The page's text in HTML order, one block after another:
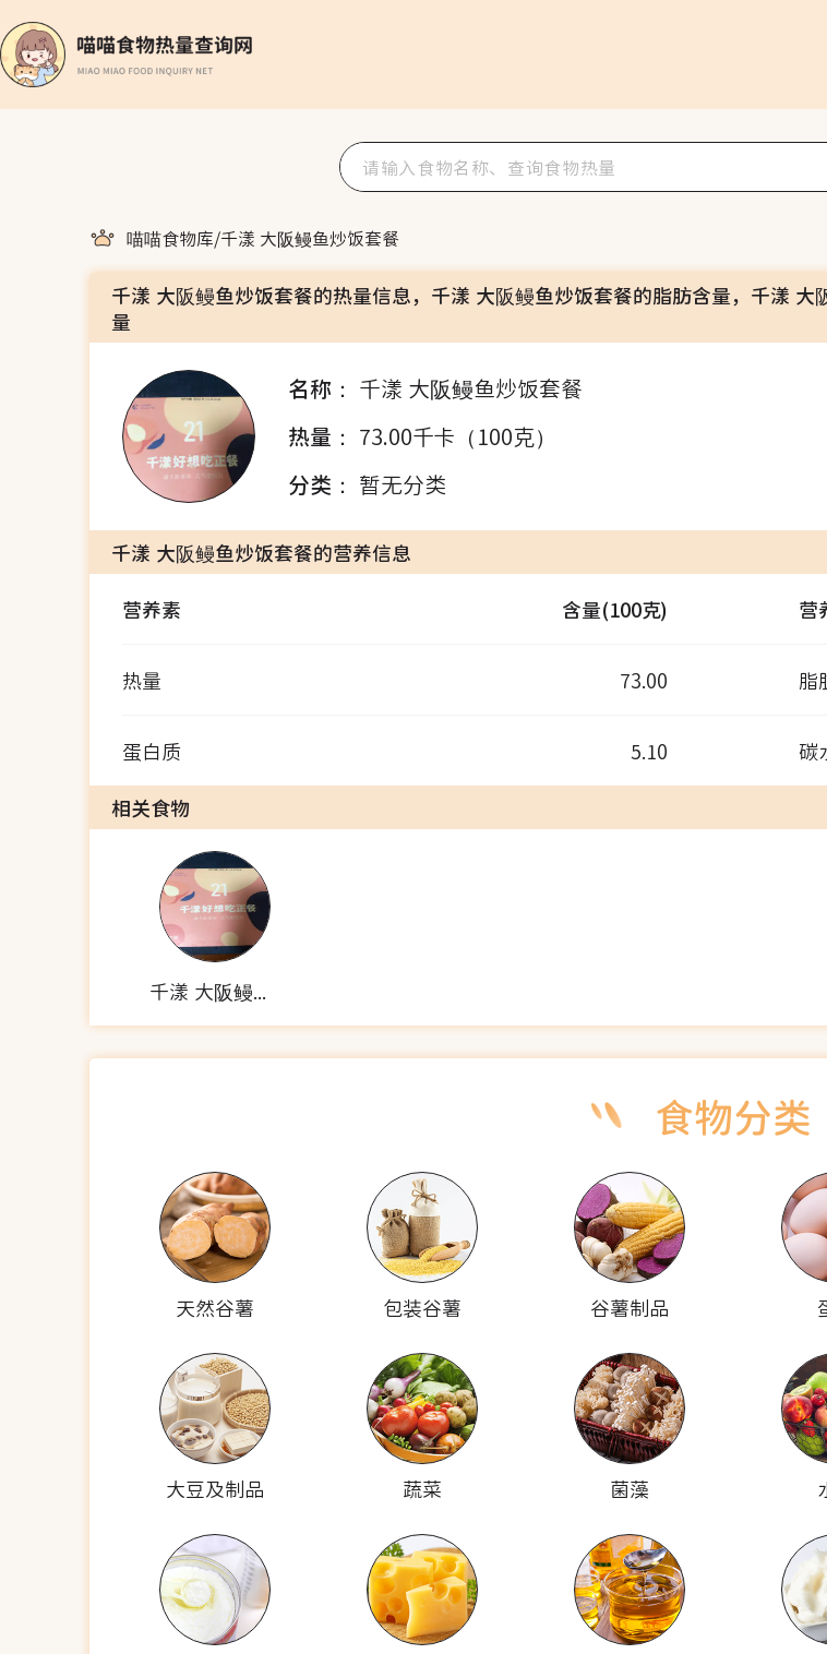
喵喵食物库/千漾 大阪鳗鱼炒饭套餐
千漾 大阪鳗鱼炒饭套餐的热量信息，千漾 大阪鳗鱼炒饭套餐的脂肪含量，千漾
量
名称： 千漾 大阪鳗鱼炒饭套餐
热量： 73.00千卡（100克）
分类： 暂无分类
千漾 大阪鳗鱼炒饭套餐的营养信息
营养素
含量(100克) 营
热量 73.00 脂
蛋白质 5.10 碳
相关食物
千漾 大阪鳗鱼炒饭套餐
天然谷薯 包装谷薯 谷薯制品
大豆及制品 蔬菜 菌藻